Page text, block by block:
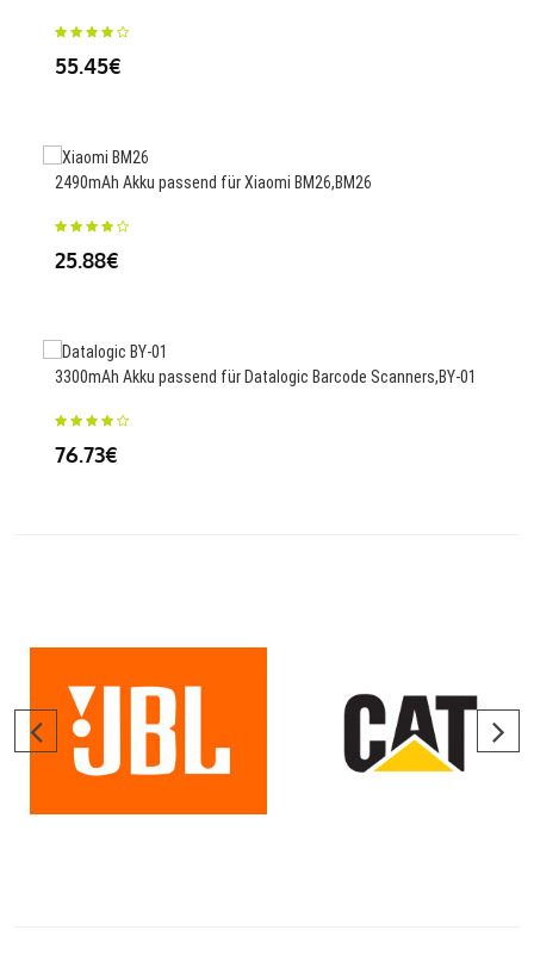
55.45€
2490mAh Akku passend für Xiaomi BM26,BM26
25.88€
3300mAh Akku passend für Datalogic Barcode Scanners,BY-01
76.73€